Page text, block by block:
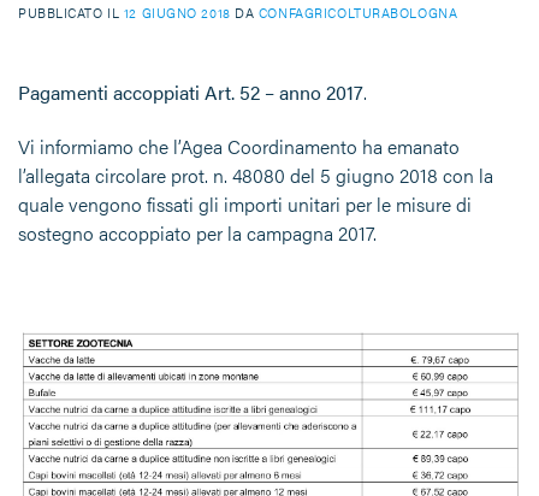
PUBBLICATO IL 12 GIUGNO 2018 DA CONFAGRICOLTURABOLOGNA
Pagamenti accoppiati Art. 52 – anno 2017.
Vi informiamo che l’Agea Coordinamento ha emanato
l’allegata circolare prot. n. 48080 del 5 giugno 2018 con la
quale vengono fissati gli importi unitari per le misure di
sostegno accoppiato per la campagna 2017.